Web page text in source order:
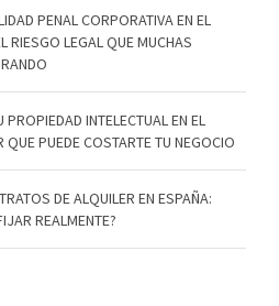
PENAL CORPORATIVA EN EL
RIESGO LEGAL QUE MUCHAS
INTELECTUAL EN EL
QUE PUEDE COSTARTE TU NEGOCIO
DE ALQUILER EN ESPAÑA:
REALMENTE?